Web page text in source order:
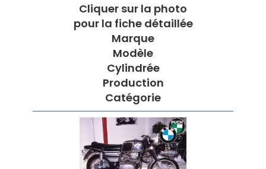
Cliquer sur la photo
pour la fiche détaillée
Marque
Modèle
Cylindrée
Production
Catégorie